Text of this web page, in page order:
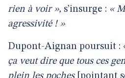
rien à voir », s’insurge : «
agressivité ! »
Dupont-Aignan poursuit :
ça veut dire que tous ces
plein les poches[pointant